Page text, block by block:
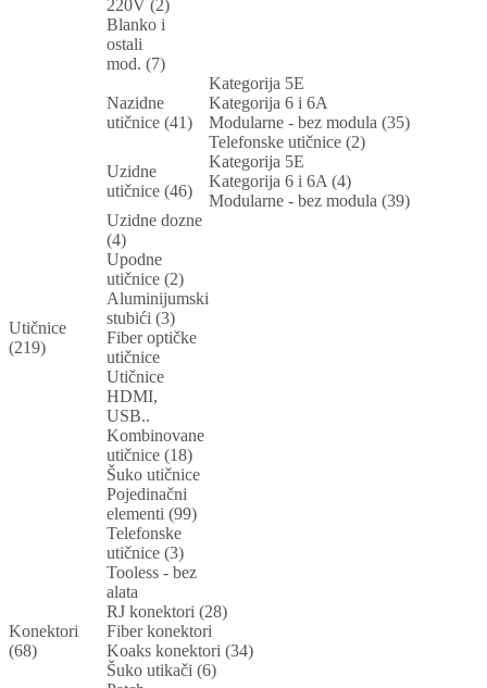
220V (2)
Blanko i
ostali
mod. (7)
Utičnice
(219)
Nazidne
utičnice (41)
Kategorija 5E
Kategorija 6 i 6A
Modularne - bez modula (35)
Telefonske utičnice (2)
Uzidne
utičnice (46)
Kategorija 5E
Kategorija 6 i 6A (4)
Modularne - bez modula (39)
Uzidne dozne
(4)
Upodne
utičnice (2)
Aluminijumski
stubići (3)
Fiber optičke
utičnice
Utičnice
HDMI,
USB..
Kombinovane
utičnice (18)
Šuko utičnice
Pojedinačni
elementi (99)
Telefonske
utičnice (3)
Tooless - bez
alata
Konektori
(68)
RJ konektori (28)
Fiber konektori
Koaks konektori (34)
Šuko utikači (6)